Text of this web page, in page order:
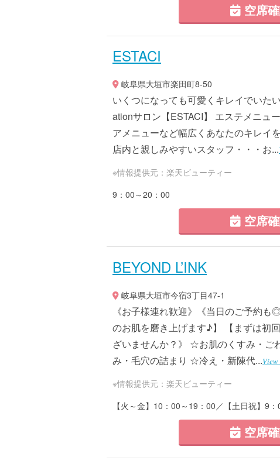
空席
ESTACI
岐阜県大垣市楽田町8-50
いくつになっても可愛くキレイでい
ationサロン【ESTACI】 エステメニュ
アメニューなど幅広くあなたのキレ
店内と親しみやすいスタッフ・・・お...
※情報提供元：楽天ビューティー
9：00～20：00
空席
BEYOND L’INK
岐阜県大垣市今宿3丁目47-1
《お子様連れ歓迎》《当日のご予約
のお肌を磨き上げます♪】 【まずは初
ざいませんか？》 ☆お肌のくすみ・
み・毛穴の詰まり ☆冷え・新陳代...View
※情報提供元：楽天ビューティー
【火～金】10：00～19：00／【土日祝】9
空席